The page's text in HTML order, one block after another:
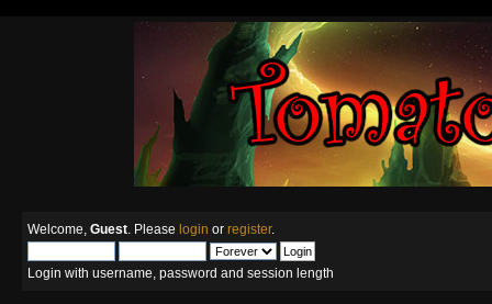
Welcome, Guest . Please login or register.
Login with username, password and session length